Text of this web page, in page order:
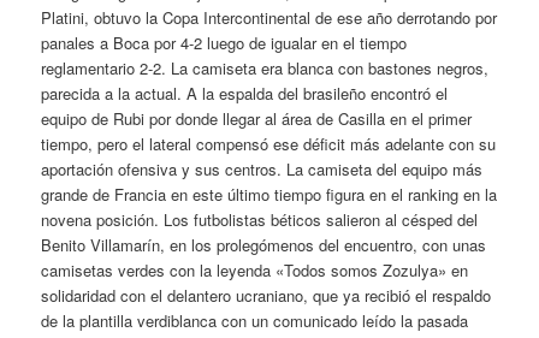
Platini, obtuvo la Copa Intercontinental de ese año derrotando por
panales a Boca por 4-2 luego de igualar en el tiempo
reglamentario 2-2. La camiseta era blanca con bastones negros,
parecida a la actual. A la espalda del brasileño encontró el
equipo de Rubi por donde llegar al área de Casilla en el primer
tiempo, pero el lateral compensó ese déficit más adelante con su
aportación ofensiva y sus centros. La camiseta del equipo más
grande de Francia en este último tiempo figura en el ranking en la
novena posición. Los futbolistas béticos salieron al césped del
Benito Villamarín, en los prolegómenos del encuentro, con unas
camisetas verdes con la leyenda «Todos somos Zozulya» en
solidaridad con el delantero ucraniano, que ya recibió el respaldo
de la plantilla verdiblanca con un comunicado leído la pasada